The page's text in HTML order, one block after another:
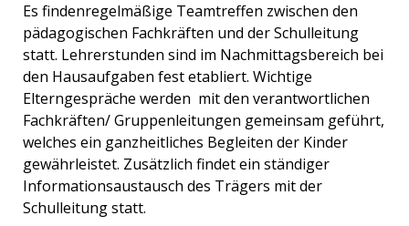
Es findenregelmäßige Teamtreffen zwischen den
pädagogischen Fachkräften und der Schulleitung
statt. Lehrerstunden sind im Nachmittagsbereich bei
den Hausaufgaben fest etabliert. Wichtige
Elterngespräche werden mit den verantwortlichen
Fachkräften/ Gruppenleitungen gemeinsam geführt,
welches ein ganzheitliches Begleiten der Kinder
gewährleistet. Zusätzlich findet ein ständiger
Informationsaustausch des Trägers mit der
Schulleitung statt.